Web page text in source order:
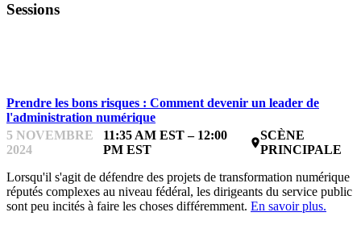
Sessions
Prendre les bons risques : Comment devenir un leader de
l'administration numérique
5 NOVEMBRE
2024
11:35 AM EST – 12:00
PM EST
place
SCÈNE
PRINCIPALE
Lorsqu'il s'agit de défendre des projets de transformation numérique
réputés complexes au niveau fédéral, les dirigeants du service public
sont peu incités à faire les choses différemment. En savoir plus.